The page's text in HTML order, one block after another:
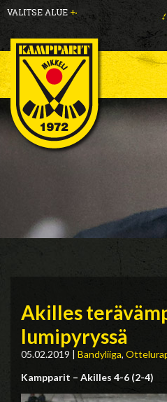
VALITSE ALUE +
Akilles
lumipyryssä
05.02.2019 | Bandyliiga,
Kampparit – Akilles 4-6 (2-4)